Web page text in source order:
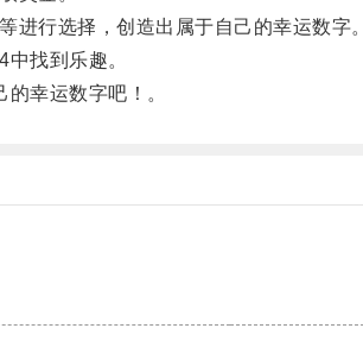
行选择，创造出属于自己的幸运数字。
找到乐趣。
幸运数字吧！。